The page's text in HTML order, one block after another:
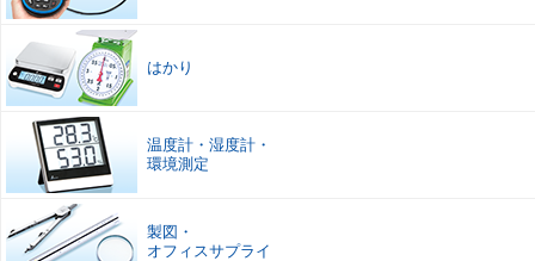
はかり
温度計 ・ 湿度計 ・
環境測定
製図 ・
オフィスサプライ